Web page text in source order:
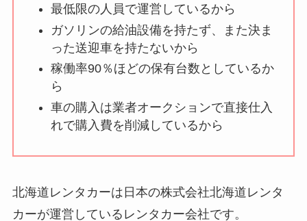
最低限の人員で運営しているから
ガソリンの給油設備を持たず、また決ま
った送迎車を持たないから
稼働率90％ほどの保有台数としているか
ら
車の購入は業者オークションで直接仕入
れで購入費を削減しているから
北海道レンタカーは日本の株式会社北海道レンタ
カーが運営しているレンタカー会社です。